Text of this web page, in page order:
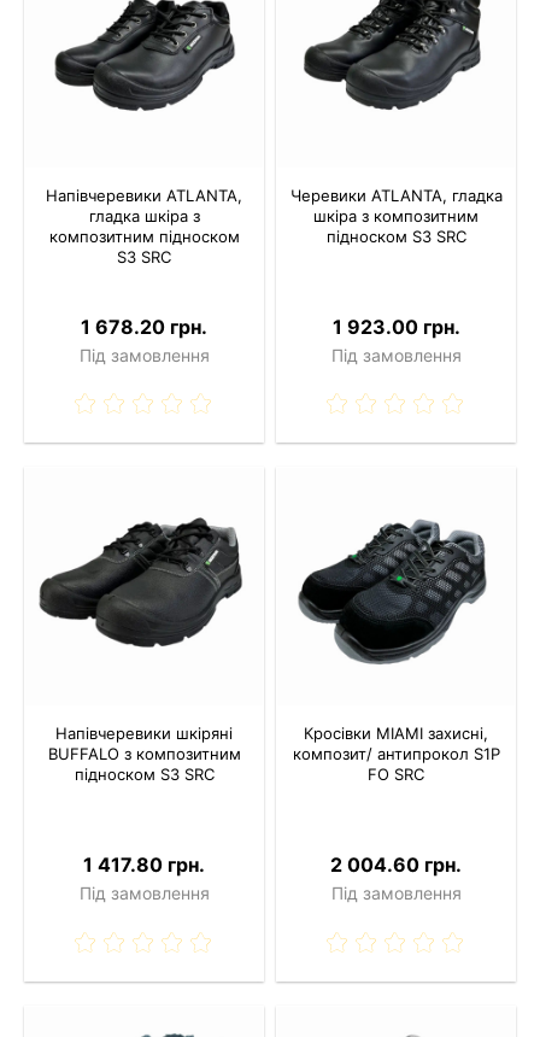
Напівчеревики ATLANTA,
гладка шкіра з
композитним підноском
S3 SRC
1 678.20 грн.
Під замовлення
Черевики ATLANTA, гладка
шкіра з композитним
підноском S3 SRC
1 923.00 грн.
Під замовлення
Напівчеревики шкіряні
BUFFALO з композитним
підноском S3 SRC
1 417.80 грн.
Під замовлення
Кросівки MIAMI захисні,
композит/ антипрокол S1P
FO SRC
2 004.60 грн.
Під замовлення